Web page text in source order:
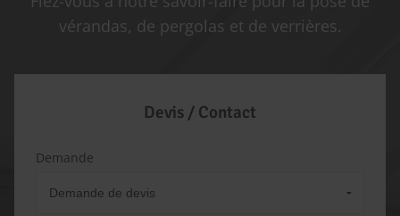
vérandas, de pergolas et de verrières.
Devis / Contact
Demande